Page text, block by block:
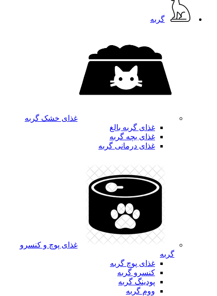
گربه
غذای خشک گربه
غذای گربه بالغ
غذای بچه گربه
غذای درمانی گربه
غذای پوچ و کنسرو
گربه
غذای پوچ گربه
کنسرو گربه
پودینگ گربه
ووم گربه